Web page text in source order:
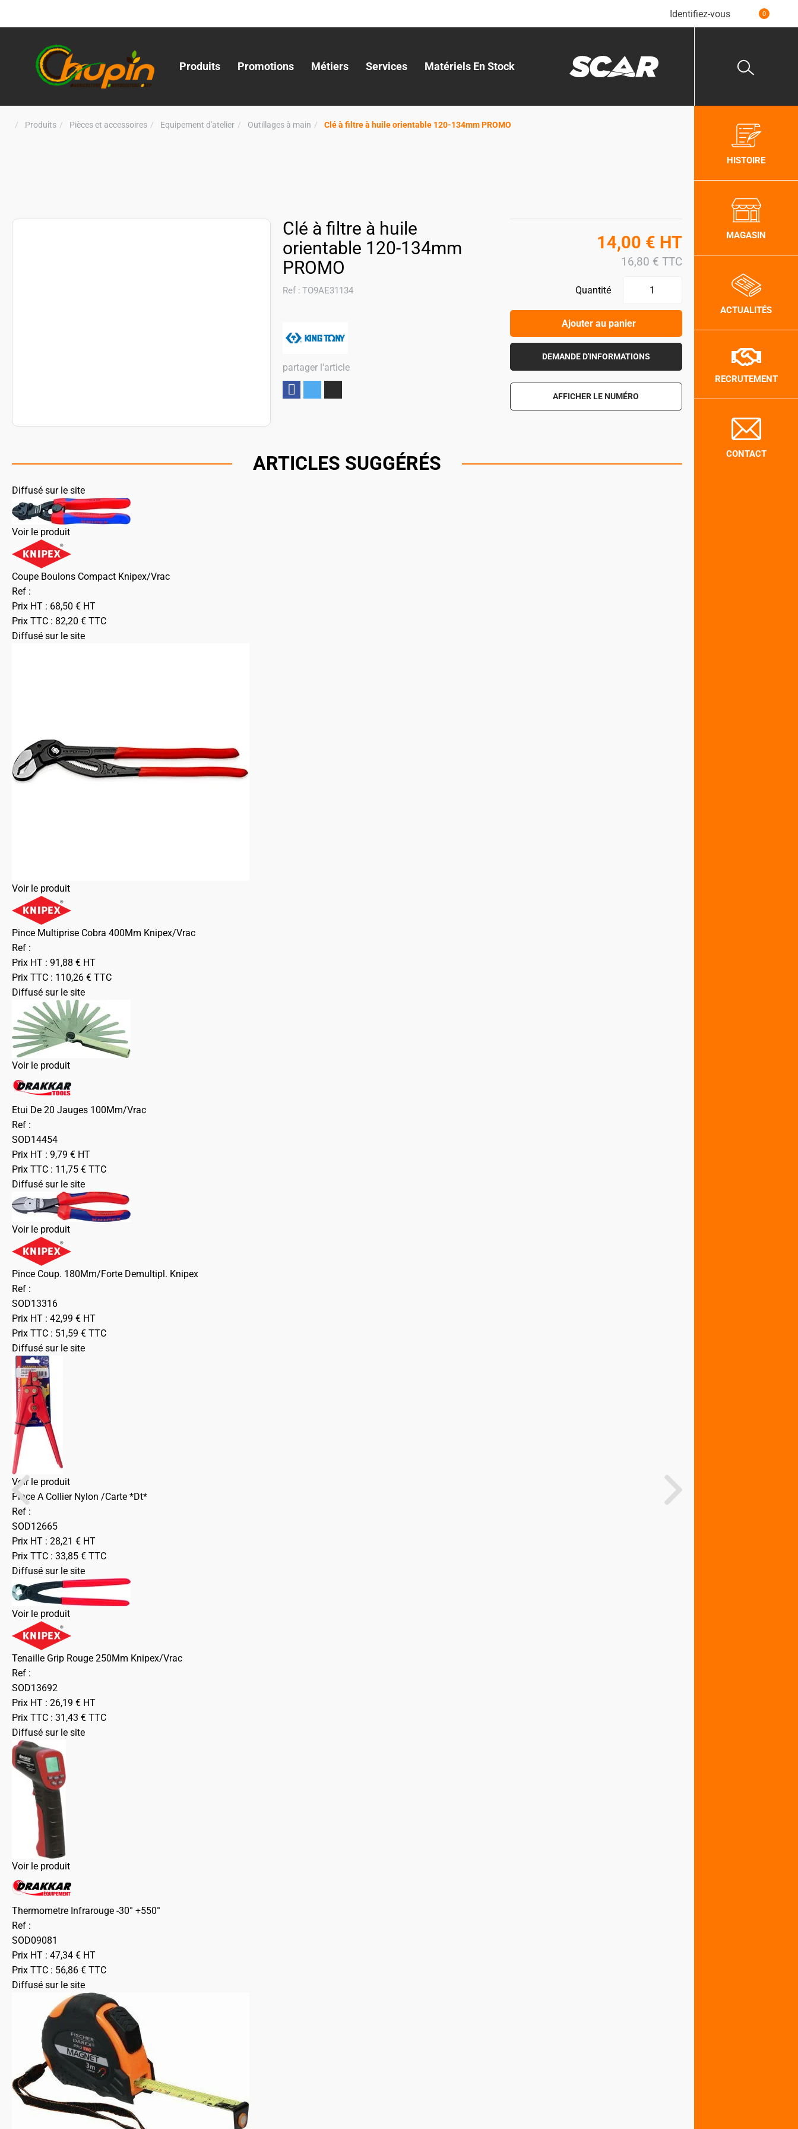
Identifiez-vous 0
Produits Promotions Métiers Services Matériels En Stock
Produits Pièces et accessoires Equipement d'atelier Outillages à main Clé à filtre à huile orientable 120-134mm PROMO
Clé à filtre à huile
orientable 120-134mm
PROMO
Ref : TO9AE31134
partager l'article
14,00 € HT
16,80 € TTC
Quantité
Ajouter au panier
DEMANDE D'INFORMATIONS
AFFICHER LE NUMÉRO
ARTICLES SUGGÉRÉS
Diffusé sur le site
Voir le produit
Coupe Boulons Compact Knipex/Vrac
Ref :
Prix HT : 68,50 € HT
Prix TTC : 82,20 € TTC
Diffusé sur le site
Voir le produit
Pince Multiprise Cobra 400Mm Knipex/Vrac
Ref :
Prix HT : 91,88 € HT
Prix TTC : 110,26 € TTC
Diffusé sur le site
Voir le produit
Etui De 20 Jauges 100Mm/Vrac
Ref :
SOD14454
Prix HT : 9,79 € HT
Prix TTC : 11,75 € TTC
Diffusé sur le site
Voir le produit
Pince Coup. 180Mm/Forte Demultipl. Knipex
Ref :
SOD13316
Prix HT : 42,99 € HT
Prix TTC : 51,59 € TTC
Diffusé sur le site
Voir le produit
Pince A Collier Nylon /Carte *Dt*
Ref :
SOD12665
Prix HT : 28,21 € HT
Prix TTC : 33,85 € TTC
Diffusé sur le site
Voir le produit
Tenaille Grip Rouge 250Mm Knipex/Vrac
Ref :
SOD13692
Prix HT : 26,19 € HT
Prix TTC : 31,43 € TTC
Diffusé sur le site
Voir le produit
Thermometre Infrarouge -30° +550°
Ref :
SOD09081
Prix HT : 47,34 € HT
Prix TTC : 56,86 € TTC
Diffusé sur le site
HISTOIRE
MAGASIN
ACTUALITÉS
RECRUTEMENT
CONTACT